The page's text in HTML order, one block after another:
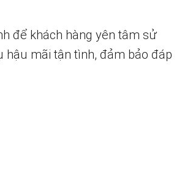
để khách hàng yên tâm sử
hậu mãi tận tình, đảm bảo đáp